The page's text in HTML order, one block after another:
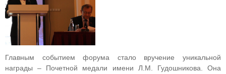
Главным событием форума стало вручение уникальной
награды – Почетной медали имени Л.М. Гудошникова. Она